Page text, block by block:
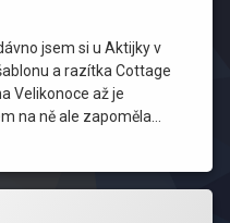
jsem si u Aktijky v
a razítka Cottage
Velikonoce až je
na ně ale zapoměla…